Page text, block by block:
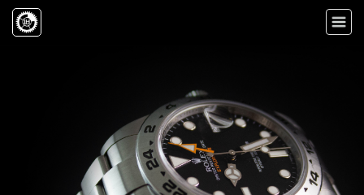
Toggle